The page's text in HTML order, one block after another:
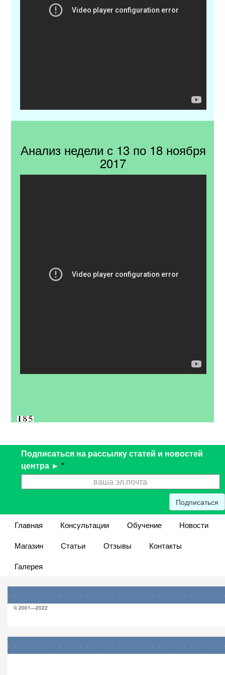
Анализ недели с 13 по 18 ноября
2017
Подписаться на рассылку статей и новостей
центра ► *
Подписаться
Главная Консультации Обучение
Новости
Магазин
Статьи Отзывы
Контакты
Галерея
© 2001—2022